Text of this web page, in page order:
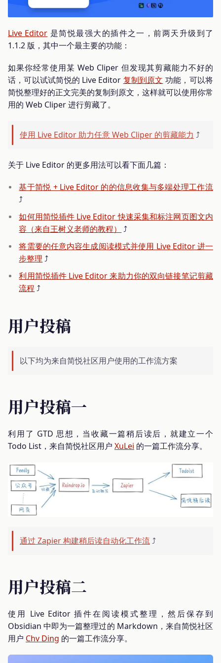
Live Editor 是简悦最强大的插件之一，前两天升级到了
1.1.2 版，其中一个最主要的功能：
如果你经常使用某 Web Cliper 但发现其剪藏能力不好的
话，可以试试简悦的 Live Editor 复制到原文 功能，可以将
简悦整理好的正文完美的复制到原文，这样就可以使用你常
用的 Web Cliper 进行剪藏了。
使用 Live Editor 助力任意 Web Cliper 的剪藏能力 ⤴️
关于 Live Editor 的更多用法可以看下面几篇：
基于简悦 + Live Editor 的的信息收集与多端处理工作流
⤴️
如何用简悦插件 Live Editor 快速采集和标注网页图文内
容（来自王树义老师的教程）
⤴️
将需要的任意内容生成阅读模式并使用 Live Editor 进一
步整理 ⤴️
利用简悦插件 Live Editor 来助力你的双向链接笔记剪藏
流程 ⤴️
用户投稿
以下均为来自简悦社区用户使用的工作流方案
用户投稿一
利用了 GTD 思想，当收藏一篇稍后读后，就建立一个
Todo List，来自简悦社区用户 XuLei 的一篇工作流分享。
通过 Zapier 构建稍后读自动化工作流⤴️
用户投稿二
使用 Live Editor 插件在阅读模式整理，然后保存到
Obsidian 中即为一篇整理过的 Markdown，来自简悦社区
用户 Chv Ding 的一篇工作流分享。